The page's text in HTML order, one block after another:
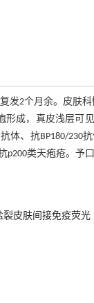
发2个月余。皮肤
成，真皮浅层可
、抗BP180/230
p200类天疱疮。
裂皮肤间接免疫荧光